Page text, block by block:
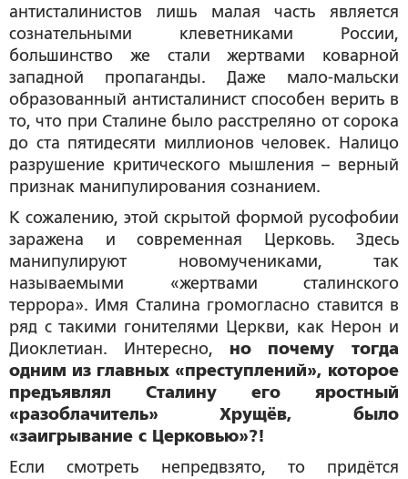
антисталинистов лишь малая часть является
сознательными клеветниками России,
большинство же стали жертвами коварной
западной пропаганды. Даже мало-мальски
образованный антисталинист способен верить в
то, что при Сталине было расстреляно от сорока
до ста пятидесяти миллионов человек. Налицо
разрушение критического мышления – верный
признак манипулирования сознанием.
К сожалению, этой скрытой формой русофобии
заражена и современная Церковь. Здесь
манипулируют новомучениками, так
называемыми «жертвами сталинского
террора». Имя Сталина громогласно ставится в
ряд с такими гонителями Церкви, как Нерон и
Диоклетиан. Интересно, но почему тогда
одним из главных «преступлений», которое
предъявлял Сталину его яростный
«разоблачитель» Хрущёв, было
«заигрывание с Церковью»?!
Если смотреть непредвзято, то придётся